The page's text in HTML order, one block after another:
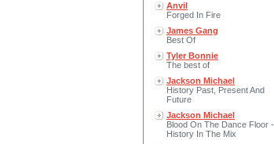
Anvil
Forged In Fire
James Gang
Best Of
Tyler Bonnie
The best of
Jackson Michael
History Past, Present And
Future
Jackson Michael
Blood On The Dance Floor -
History In The Mix